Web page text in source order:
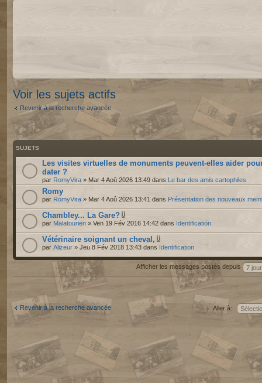
Voir les sujets actifs
Revenir à la recherche avancée
SUJETS
Les visites virtuelles de monuments peuvent-elles aider
dater ?
par RomyVira » Mar 4 Aoû 2026 13:49 dans Le bar des amis cartophiles
Romy
par RomyVira » Mar 4 Aoû 2026 13:41 dans Présentation des nouveaux
Chambley... La Gare?
par Malatourien » Ven 19 Fév 2016 14:42 dans Identification
Vétérinaire soignant un cheval,
par Alizeur » Jeu 8 Fév 2018 13:43 dans Identification
Afficher les messages postés depuis
Revenir à la recherche avancée Aller à: